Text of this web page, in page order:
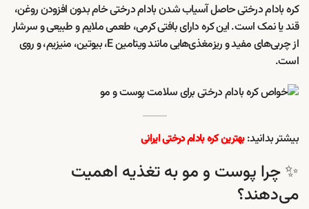
کره بادام درختی حاصل آسیاب شدن بادام درختی خام بدون افزودن روغن،
قند یا نمک است. این کره دارای بافتی کرمی، طعمی ملایم و طبیعی و سرشار
از چربی‌های مفید و ریزمغذی‌هایی مانند ویتامین E، بیوتین، منیزیم، و روی
است.
بیشتر بدانید:بهترین کره بادام درختی ایرانی
✨ چرا پوست و مو به تغذیه اهمیت
می‌دهند؟